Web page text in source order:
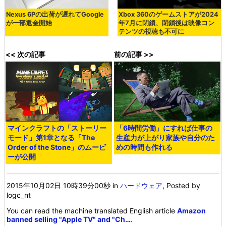
Nexus 6Pの出荷が遅れてGoogle
が一部返金開始
Xbox 360のゲームストアが2024
年7月に閉鎖、閉鎖後は映像コン
テンツの視聴も不可に
<< 次の記事
マインクラフトの「ストーリー
モード」第1章となる「The
Order of the Stone」のムービ
ーが公開
前の記事 >>
「6時間労働」にすれば仕事の
生産力が上がり家族や自分のた
めの時間も作れる
2015年10月02日 10時39分00秒 inハードウェア, Posted by
logc_nt
You can read the machine translated English articleAmazon
banned selling "Apple TV" and "Ch….